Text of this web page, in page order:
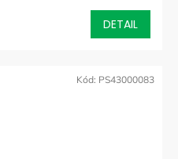
DETAIL
Kód: PS43000083